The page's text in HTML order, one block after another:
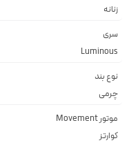
زنانه
سری
Luminous
نوع بند
چرمی
موتور Movement
کوارتز